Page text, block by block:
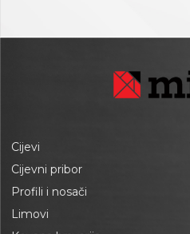
Cijevi
Cijevni pribor
Profili i nosači
Limovi